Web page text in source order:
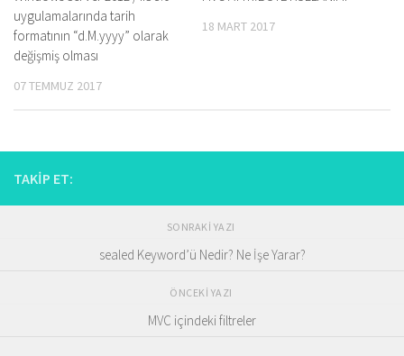
uygulamalarında tarih
formatının “d.M.yyyy” olarak
değişmiş olması
07 TEMMUZ 2017
18 MART 2017
TAKIP ET:
SONRAKI YAZI
sealed Keyword’ü Nedir? Ne İşe Yarar?
ÖNCEKI YAZI
MVC içindeki filtreler